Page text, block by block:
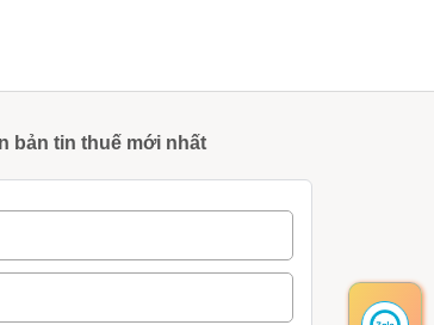
bản tin thuế mới nhất